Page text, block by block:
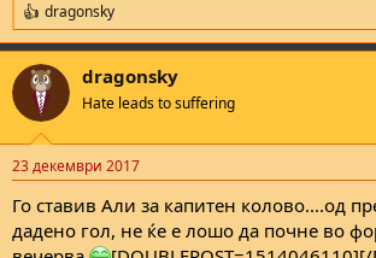
R
e
a
c
i
s
dragonsky
dragonsky
Hate leads to suffering
23 декември 2017
Го ставив Али за капитен колово....од
дадено гол, не ќе е лошо да почне во